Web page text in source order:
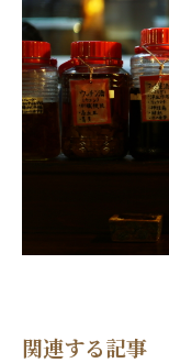
関連する記事